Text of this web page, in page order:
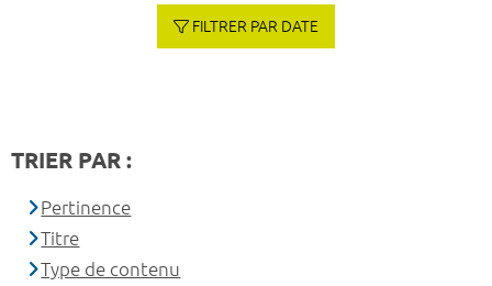
FILTRER PAR DATE
TRIER PAR :
Pertinence
Titre
Type de contenu